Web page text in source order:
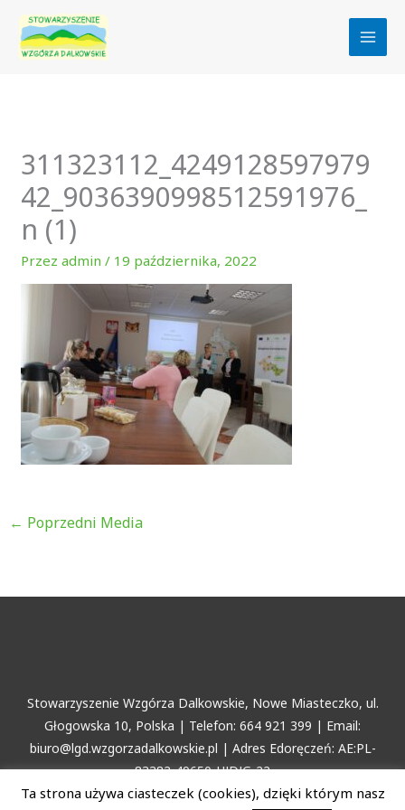
Przejdź
treści
311323112_4249128597979
42_9036390998512591976_
n (1)
Przezadmin/ 19 października, 2022
← Poprzedni Media
Stowarzyszenie Wzgórza Dalkowskie, Nowe Miasteczko, ul.
Głogowska 10, Polska | Telefon: 664 921 399 | Email:
biuro@lgd.wzgorzadalkowskie.pl | Adres Edoręczeń: AE:PL-
83382-49650-HJDJG-22
Ta strona używa ciasteczek (cookies), dzięki którym nasz